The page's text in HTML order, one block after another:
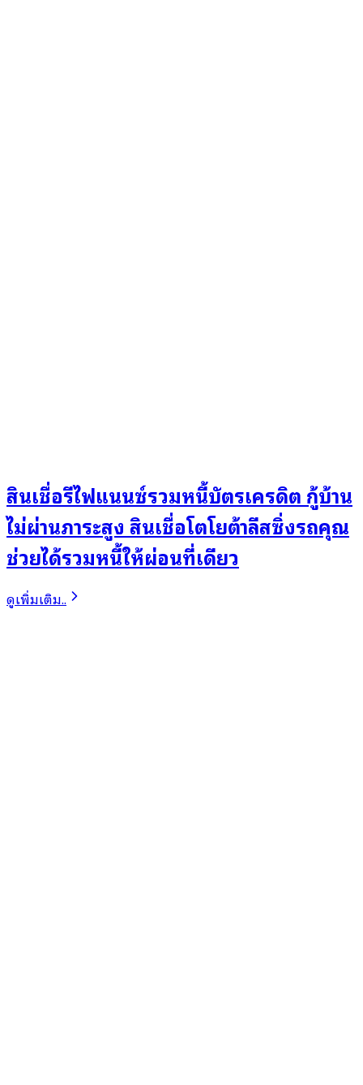
สินเชื่อรีไฟแนนซ์รวมหนี้บัตรเครดิต กู้บ้าน
ไม่ผ่านภาระสูง สินเชื่อโตโยต้าลีสซิ่งรถคุณ
ช่วยได้รวมหนี้ให้ผ่อนที่เดียว
ดูเพิ่มเติม..